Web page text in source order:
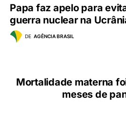
Papa faz apelo para
guerra nuclear na
DE AGÊNCIA BRASIL
Mortalidade materna
meses de